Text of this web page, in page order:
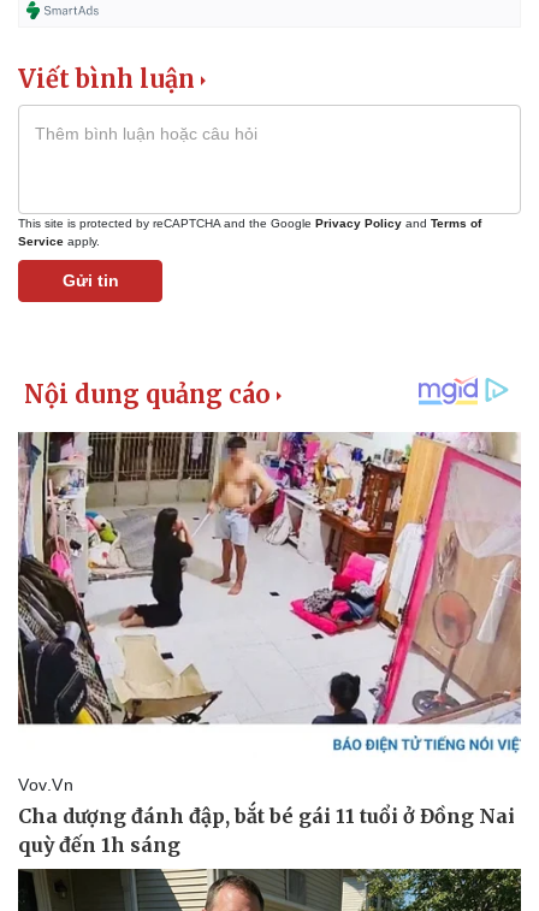
Pháp luật
Vụ án
Vũ khí
Viết bình luận
This site is protected by reCAPTCHA and the Google Privacy Policy and Terms of
Service apply.
Gửi tin